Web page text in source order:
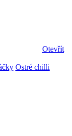
Otevřít
Ostré chilli